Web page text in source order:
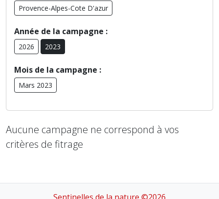
Aucune campagne ne correspond à vos
critères de fitrage
Provence-Alpes-Cote D'azur
Année de la campagne :
2026 2023
Mois de la campagne :
Mars 2023